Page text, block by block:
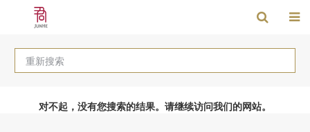
重新搜索
对不起，没有您搜索的结果。请继续访问我们的网站。